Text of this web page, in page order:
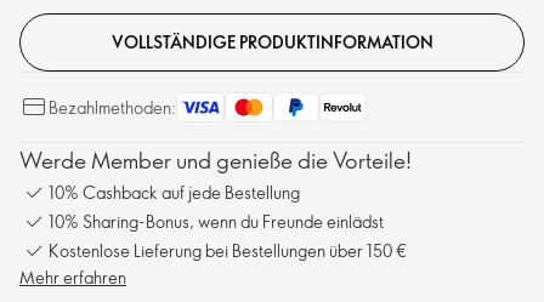
VOLLSTÄNDIGE PRODUKTINFORMATION
Bezahlmethoden:
Werde Member und genieße die Vorteile!
10% Cashback auf jede Bestellung
10% Sharing-Bonus, wenn du Freunde einlädst
Kostenlose Lieferung bei Bestellungen über 150 €
Mehr erfahren